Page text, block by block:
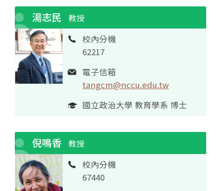
湯志民 教授
校內分機
62217
電子信箱
tangcm@nccu.edu.tw
國立政治大學 教育學系 博士
倪鳴香 教授
校內分機
67440